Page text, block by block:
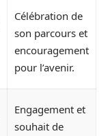
Célébration de
son parcours et
encouragement
pour l’avenir.
Engagement et
souhait de